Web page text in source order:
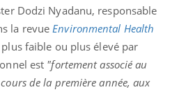
Dodzi Nyadanu, responsable
la revue Environmental Health
faible ou plus élevé par
est "fortement associé au
de la première année, aux